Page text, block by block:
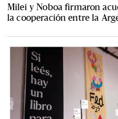
Milei y Noboa firmaron
la cooperación entre la